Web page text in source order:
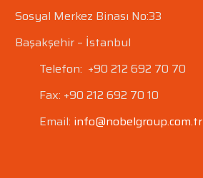
Sosyal Merkez Binası No:33
Başakşehir – İstanbul
Telefon: +90 212 692 70 70
Fax: +90 212 692 70 10
Email: info@nobelgroup.com.tr